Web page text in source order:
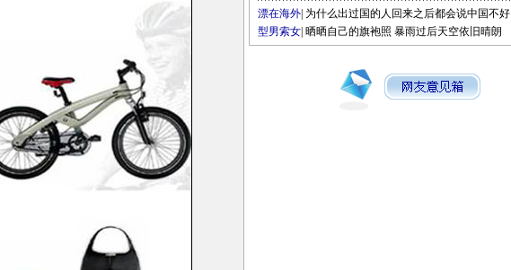
漂在海外 为什么出过国的人回来之后都会说中国不好
型男索女 晒晒自己的旗袍照 暴雨过后天空依旧晴朗